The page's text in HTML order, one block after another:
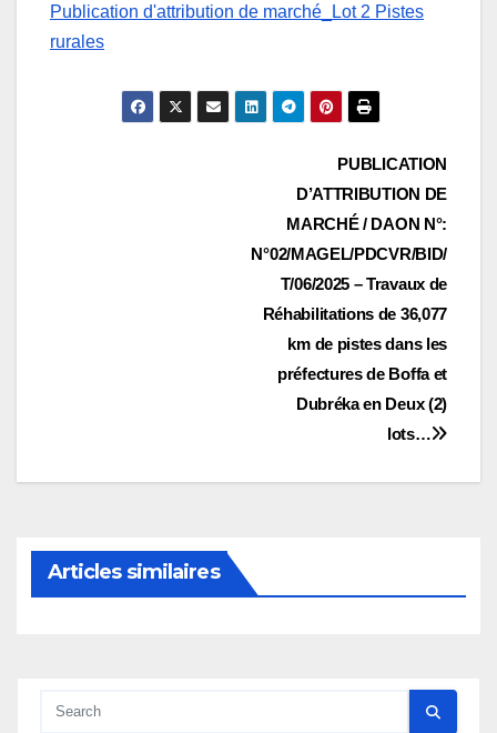
Publication d'attribution de marché_Lot 2 Pistes
rurales
PUBLICATION
D’ATTRIBUTION DE
MARCHÉ / DAON N°:
N°02/MAGEL/PDCVR/BID/
T/06/2025 – Travaux de
Réhabilitations de 36,077
km de pistes dans les
préfectures de Boffa et
Dubréka en Deux (2)
lots…
Articles similaires